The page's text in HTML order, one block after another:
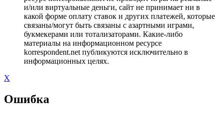
и/или виртуальные деньги, сайт не принимает ни в
какой форме оплату ставок и других платежей, которые
связаны/могут быть связаны с азартными играми,
букмекерами или тотализаторами. Какие-либо
материалы на информационном ресурсе
korrespondent.net публикуются исключительно в
информационных целях.
X
Ошибка